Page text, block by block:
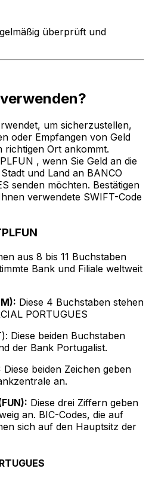
überprüft und
um sicherzustellen,
oder Empfangen von Geld
richtigen Ort ankommt.
, wenn Sie Geld an die
und Land an BANCO
senden möchten. Bestätigen
verwendete SWIFT-Code
aus 8 bis 11 Buchstaben
Bank und Filiale weltweit
Diese 4 Buchstaben stehen
PORTUGUES
): Diese beiden Buchstaben
der Bank Portugalist.
Diese beiden Zeichen geben
an.
Diese drei Ziffern geben
an. BIC-Codes, die auf
sich auf den Hauptsitz der